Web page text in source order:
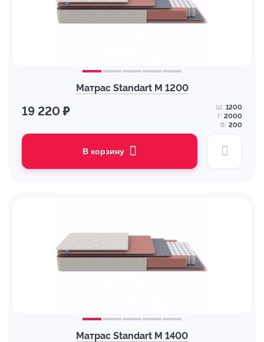
Матрас Standart M 1200
19 220 ₽ Ш: 1200
Г: 2000
В: 200
В корзину
Матрас Standart M 1400